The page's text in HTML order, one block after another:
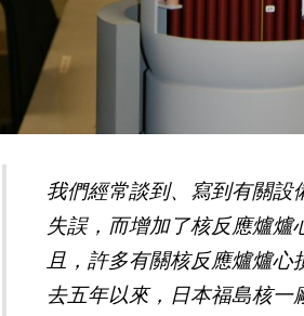
我們經常談到、寫到有關設
失誤，而增加了核反應爐爐
且，許多有關核反應爐爐心
去五年以來，日本福島核一